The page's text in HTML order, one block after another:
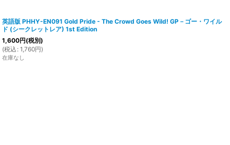
英語版 PHHY-EN091 Gold Pride - The Crowd Goes Wild! GP－ゴー・ワイル
ド (シークレットレア) 1st Edition
1,600円(税別)
(税込 : 1,760円)
在庫なし